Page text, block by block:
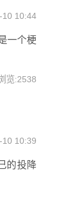
10 10:44
一个梗
览:2538
10:39
的投降